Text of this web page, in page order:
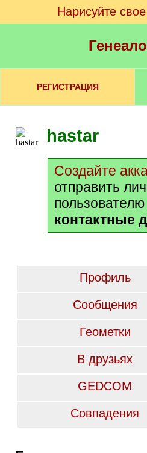
Нарисуйте
РЕГИСТРАЦИЯ
hastar
Создайте
отправить
контактные
Профиль
Сообщения
Геометки
В друзьях
GEDCOM
Совпадения